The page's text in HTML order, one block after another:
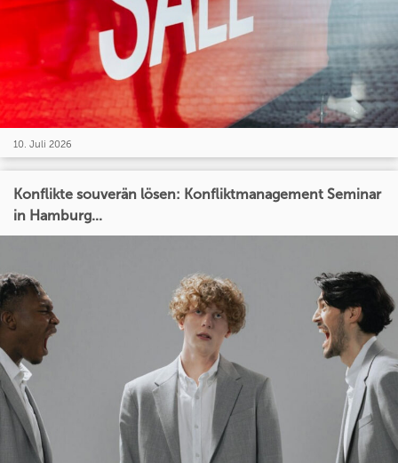
10. Juli 2026
Konflikte souverän lösen: Konfliktmanagement Seminar
in Hamburg...